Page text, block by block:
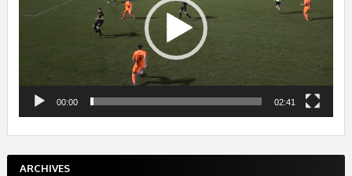
00:00 02:41
ARCHIVES